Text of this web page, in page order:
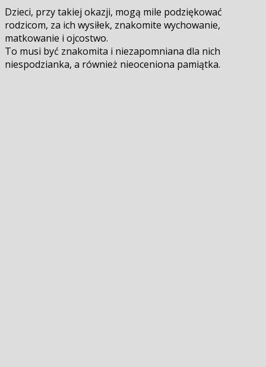
Dzieci, przy takiej okazji, mogą mile podziękować
rodzicom, za ich wysiłek, znakomite wychowanie,
matkowanie i ojcostwo.
To musi być znakomita i niezapomniana dla nich
niespodzianka, a również nieoceniona pamiątka.